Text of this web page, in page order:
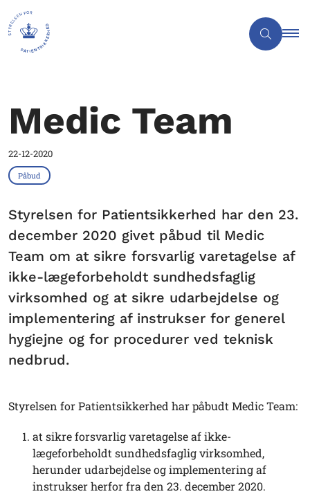
Medic Team
22-12-2020
Påbud
Styrelsen for Patientsikkerhed har den 23.
december 2020 givet påbud til Medic
Team om at sikre forsvarlig varetagelse af
ikke-lægeforbeholdt sundhedsfaglig
virksomhed og at sikre udarbejdelse og
implementering af instrukser for generel
hygiejne og for procedurer ved teknisk
nedbrud.
Styrelsen for Patientsikkerhed har påbudt Medic Team:
at sikre forsvarlig varetagelse af ikke-
lægeforbeholdt sundhedsfaglig virksomhed,
herunder udarbejdelse og implementering af
instrukser herfor fra den 23. december 2020.